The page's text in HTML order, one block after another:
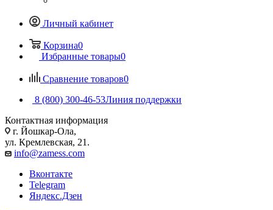
Личный кабинет
Корзина0
Избранные товары0
Сравнение товаров0
8 (800) 300-46-53Линия поддержки
Контактная информация
г. Йошкар-Ола,
ул. Кремлевская, 21.
info@zamess.com
Вконтакте
Telegram
Яндекс.Дзен